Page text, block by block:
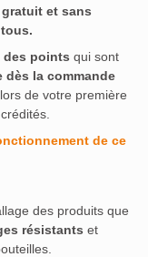
et sans
des points qui sont
la commande
lors de votre première
de ce
des produits que
résistants et